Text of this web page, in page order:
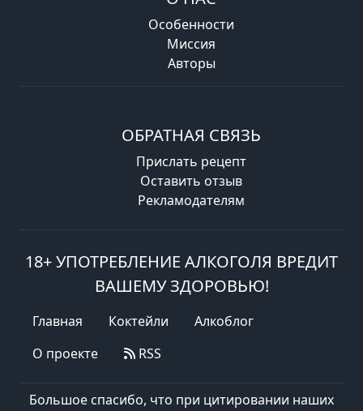
Особенности
Миссия
Авторы
ОБРАТНАЯ СВЯЗЬ
Прислать рецепт
Оставить отзыв
Рекламодателям
18+ УПОТРЕБЛЕНИЕ АЛКОГОЛЯ ВРЕДИТ
ВАШЕМУ ЗДОРОВЬЮ!
Главная Коктейли
Алкоблог
О проекте
RSS
Большое спасибо, что при цитировании наших